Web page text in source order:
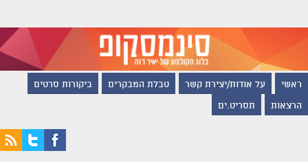
ראשי על אודות/יצירת קשר טבלת המבקרים ביקורות סרטים
הרצאות תסריט.ים